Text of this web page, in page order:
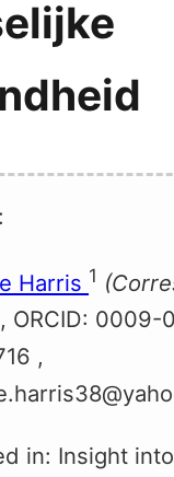
Harris 1
, ORCID: 0009-
,
in: Insight into